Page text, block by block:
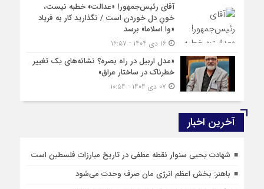
آقای رئیس‌جمهور! «عدالت» خطبه نیست،
خونِ دل خوردن است / نگذارید کار به فریاد
«وا اسلاما» برسد
۱۶ دی ۱۴۰۴ - ۱۶:۵۷
«مدل اربیل در راه بصره؟ نشانه‌های یک تغییر
خطرناک در ساختار عراق»
آخرین اخبار
شهادت یحیی سنوار نقطه عطفی در تاریخ مبارزات فلسطین است
باهنر: بخش اعظم انرژی مان صرف وحدت می‌شود